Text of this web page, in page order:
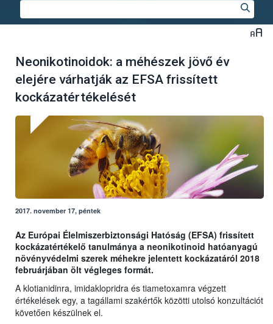
Neonikotinoidok: a méhészek jövő év
elejére várhatják az EFSA frissített
kockázatértékelését
2017. november 17, péntek
Az Európai Élelmiszerbiztonsági Hatóság (EFSA) frissített
kockázatértékelő tanulmánya a neonikotinoid hatóanyagú
növényvédelmi szerek méhekre jelentett kockázatáról 2018
februárjában ölt végleges formát.
A klotianidinra, imidaklopridra és tiametoxamra végzett
értékelések egy, a tagállami szakértők közötti utolsó konzultációt
követően készülnek el.